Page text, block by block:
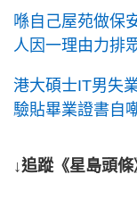
喺自己屋苑做保
人因一理由力排
港大碩士IT男失
驗貼畢業證書自
↓追蹤《星島頭